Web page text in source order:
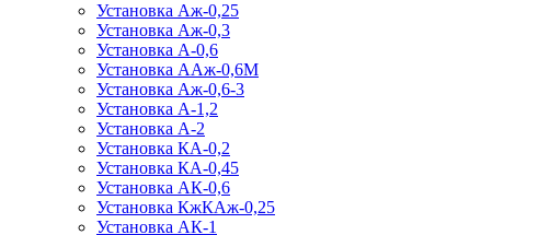
Установка Аж-0,25
Установка Аж-0,3
Установка А-0,6
Установка ААж-0,6М
Установка Аж-0,6-3
Установка А-1,2
Установка А-2
Установка КА-0,2
Установка КА-0,45
Установка АК-0,6
Установка КжКАж-0,25
Установка АК-1